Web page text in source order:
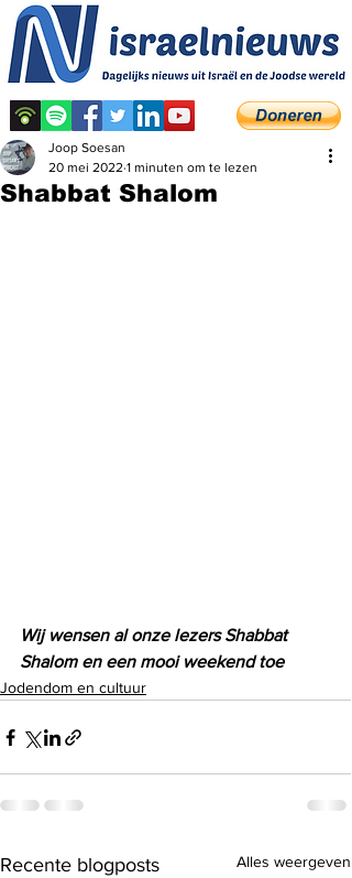
Shabbat Shalom
Joop Soesan
20 mei 2022 1 minuten om te lezen
Wij wensen al onze lezers Shabbat
Shalom en een mooi weekend toe
Jodendom en cultuur
Recente blogposts Alles weergeven